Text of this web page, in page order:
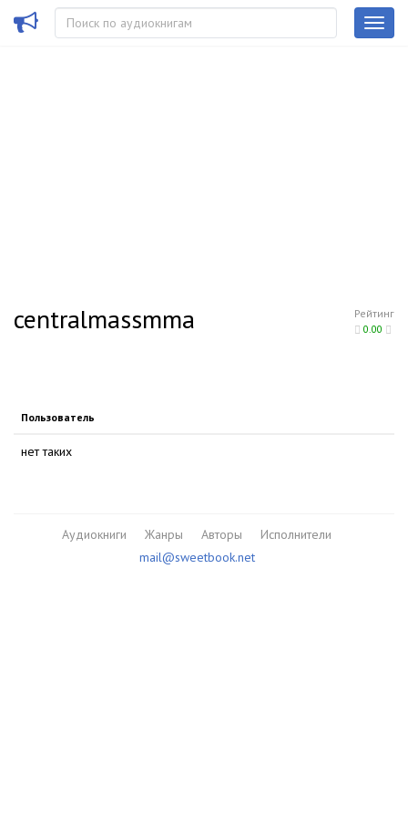
Рейтинг
0.00
centralmassmma
Пользователь
нет таких
Аудиокниги Жанры Авторы
Исполнители
mail@sweetbook.net